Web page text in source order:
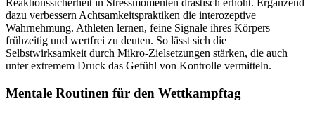
Reaktionssicherheit in Stressmomenten drastisch erhöht. Ergänzend
dazu verbessern Achtsamkeitspraktiken die interozeptive
Wahrnehmung. Athleten lernen, feine Signale ihres Körpers
frühzeitig und wertfrei zu deuten. So lässt sich die
Selbstwirksamkeit durch Mikro-Zielsetzungen stärken, die auch
unter extremem Druck das Gefühl von Kontrolle vermitteln.
Mentale Routinen für den Wettkampftag